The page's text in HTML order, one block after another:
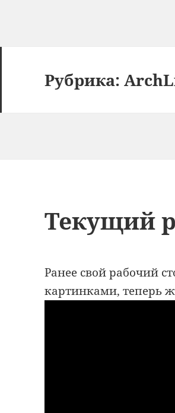
Рубрика:
Текущий
Ранее свой рабочий
картинками, теперь